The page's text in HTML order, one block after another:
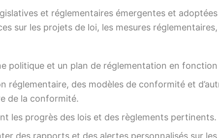
et réglementaires émergentes et
sur les projets de loi, les mesures
politique et un plan de réglementation en
réglementaire, des modèles de conformité et
de la conformité.
les progrès des lois et des règlements pertinents.
des rapports et des alertes personnalisés sur